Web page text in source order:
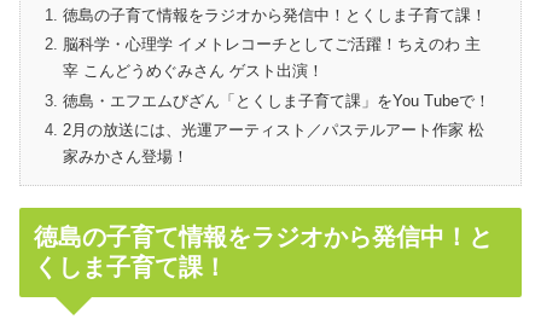
徳島の子育て情報をラジオから発信中！とくしま子育て課！
脳科学・心理学 イメトレコーチとしてご活躍！ちえのわ 主
宰 こんどうめぐみさん ゲスト出演！
徳島・エフエムびざん「とくしま子育て課」をYou Tubeで！
2月の放送には、光運アーティスト／パステルアート作家 松
家みかさん登場！
徳島の子育て情報をラジオから発信中！と
くしま子育て課！